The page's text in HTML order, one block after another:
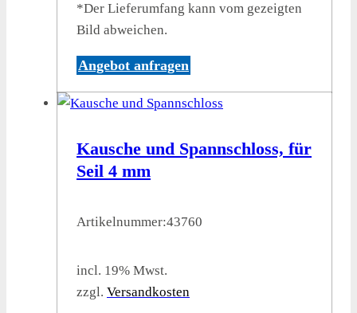
*Der Lieferumfang kann vom gezeigten
Bild abweichen.
Angebot anfragen
Kausche und Spannschloss, für
Seil 4 mm
Artikelnummer:43760
incl. 19% Mwst.
zzgl. Versandkosten